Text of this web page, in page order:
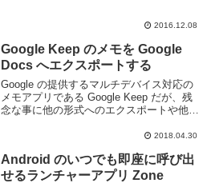
2016.12.08
Google Keep のメモを Google
Docs へエクスポートする
Google の提供するマルチデバイス対応の
メモアプリである Google Keep だが、残
念な事に他の形式へのエクスポートや他の
といったものが用意されていない。唯一あ
2018.04.30
Android のいつでも即座に呼び出
せるランチャーアプリ Zone